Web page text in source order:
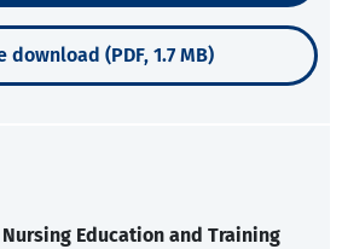
download (PDF, 1.7 MB)
Nursing Education and Training